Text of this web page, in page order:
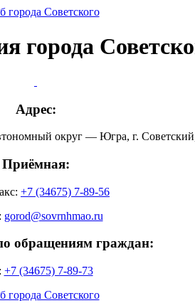
города
Адрес:
округ — Югра, г.
Приёмная:
+7 (34675) 7-89-56
gorod@sovrnhmao.ru
обращениям граждан:
+7 (34675) 7-89-73